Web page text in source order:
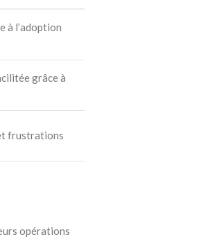
à l’adoption
grâce à
frustrations
opérations